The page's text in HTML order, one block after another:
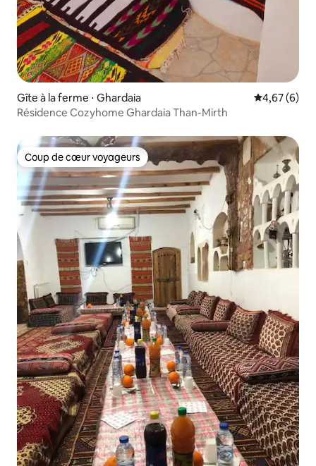
Gîte à la ferme ⋅ Ghardaia Évaluation
4,67 (6)
Résidence Cozyhome Ghardaia Than-Mirth
Coup de cœur voyageurs
Coup de cœur voyageurs